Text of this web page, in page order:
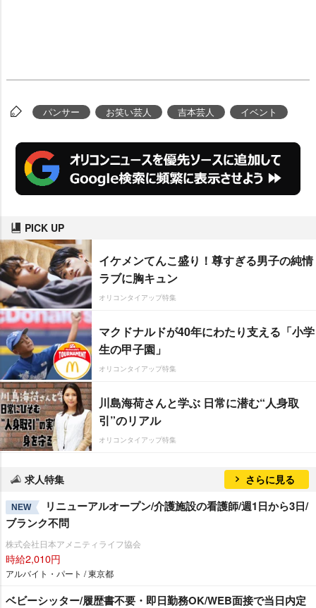
パンサー お笑い芸人 吉本芸人 イベント
PICK UP
イケメンてんこ盛り！尊すぎる男子の純情
ラブに胸キュン
オリコンタイアップ特集
マクドナルドが40年にわたり支える「小学
生の甲子園」
オリコンタイアップ特集
川島海荷さんと学ぶ 日常に潜む“人身取
引”のリアル
オリコンタイアップ特集
求人特集 さらに見る
NEW
リニューアルオープン/介護施設の看護師/週1日から3日/
ブランク不問
株式会社日本アメニティライフ協会
時給2,010円
アルバイト・パート / 東京都
ベビーシッター/履歴書不要・即日勤務OK/WEB面接で当日内定